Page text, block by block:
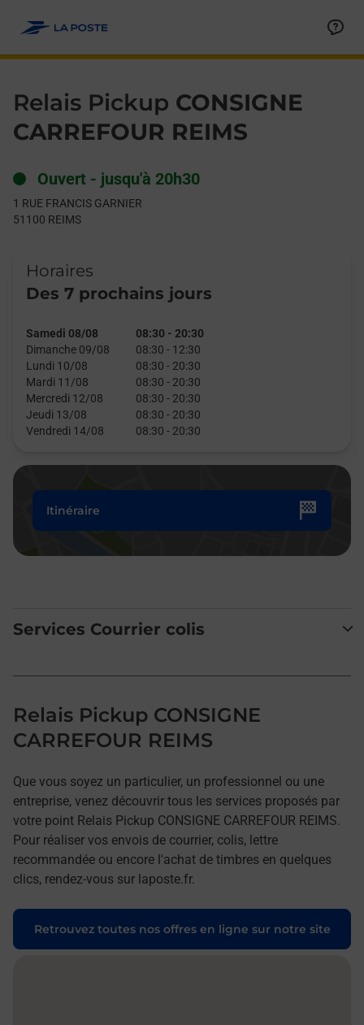
Relais Pickup CONSIGNE
CARREFOUR REIMS
Ouvert - jusqu'à 20h30
1 RUE FRANCIS GARNIER
51100 REIMS
Horaires
Des 7 prochains jours
Samedi 08/08 08:30 - 20:30
Dimanche 09/08
08:30 - 12:30
Lundi 10/08
08:30 - 20:30
Mardi 11/08
08:30 - 20:30
Mercredi 12/08
08:30 - 20:30
Jeudi 13/08
08:30 - 20:30
Vendredi 14/08
08:30 - 20:30
Itinéraire
Services Courrier colis
Relais Pickup CONSIGNE
CARREFOUR REIMS
Que vous soyez un particulier, un professionnel ou une
entreprise, venez découvrir tous les services proposés par
votre point Relais Pickup CONSIGNE CARREFOUR REIMS.
Pour réaliser vos envois de courrier, colis, lettre
recommandée ou encore l'achat de timbres en quelques
clics, rendez-vous sur laposte.fr.
Retrouvez toutes nos offres en ligne sur notre site